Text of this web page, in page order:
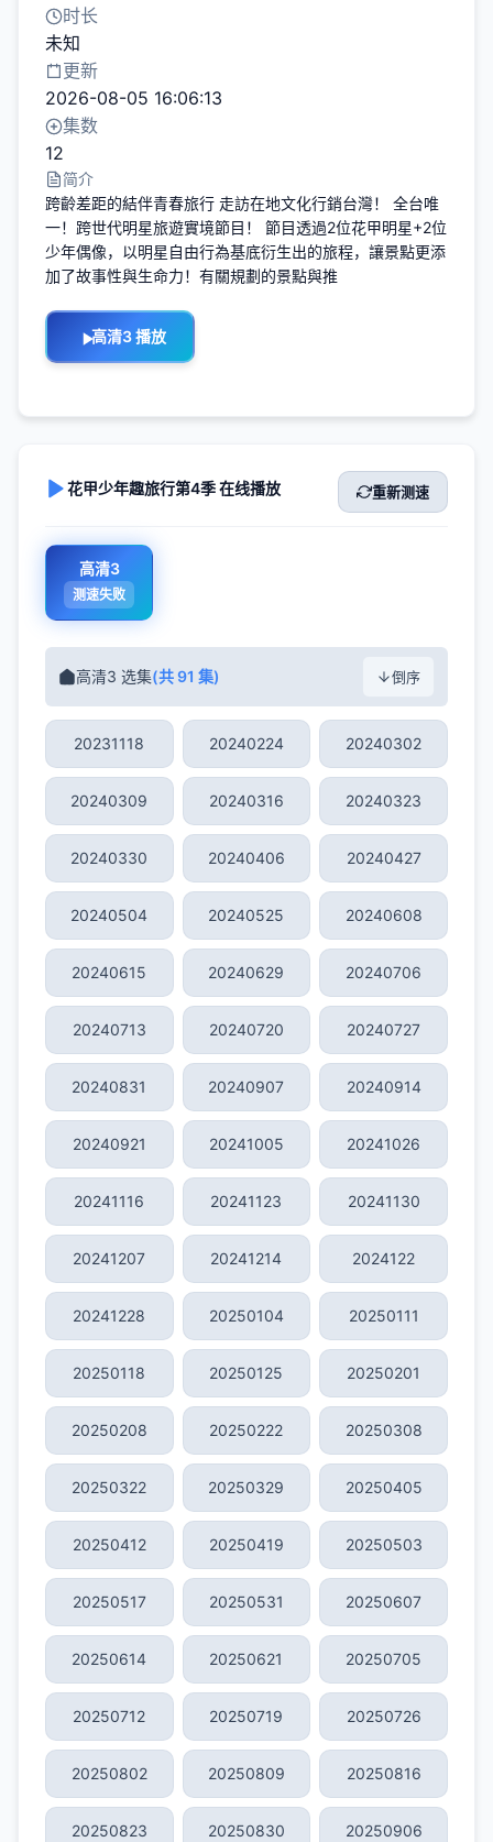
时长
未知
更新
2026-08-05 16:06:13
集数
12
简介
跨齡差距的結伴青春旅行 走訪在地文化行銷台灣！ 全台唯
一！跨世代明星旅遊實境節目！ 節目透過2位花甲明星+2位
少年偶像，以明星自由行為基底衍生出的旅程，讓景點更添
加了故事性與生命力！有關規劃的景點與推
高清3 播放
花甲少年趣旅行第4季 在线播放 重新测速
高清3
测速失败
高清3 选集(共 91 集) 倒序
20231118 20240224 20240302
20240309 20240316 20240323
20240330 20240406 20240427
20240504 20240525 20240608
20240615 20240629 20240706
20240713 20240720 20240727
20240831 20240907 20240914
20240921 20241005 20241026
20241116 20241123 20241130
20241207 20241214 2024122
20241228 20250104 20250111
20250118 20250125 20250201
20250208 20250222 20250308
20250322 20250329 20250405
20250412 20250419 20250503
20250517 20250531 20250607
20250614 20250621 20250705
20250712 20250719 20250726
20250802 20250809 20250816
20250823 20250830 20250906